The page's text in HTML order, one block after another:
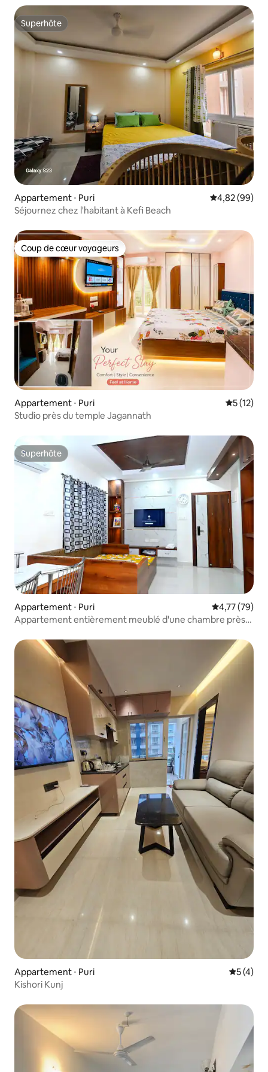
Superhôte
Superhôte
Appartement ⋅ Puri Évaluation
4,82 (99)
Séjournez chez l'habitant à Kefi Beach
Coup de cœur voyageurs
Coup de cœur voyageurs
Appartement ⋅ Puri
5 (12)
Studio près du temple Jagannath
Superhôte
Superhôte
Appartement ⋅ Puri Évaluation
4,77 (79)
Appartement entièrement meublé d'une chambre près
Appartement ⋅ Puri
5 (4)
Kishori Kunj